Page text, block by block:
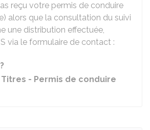
reçu votre permis de conduire
alors que la consultation du suivi
une distribution effectuée,
via le formulaire de contact :
Titres - Permis de conduire